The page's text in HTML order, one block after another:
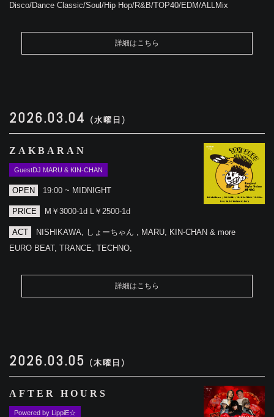
Disco/Dance Classic/Soul/Hip Hop/R&B/TOP40/EDM/ALLMix
詳細はこちら
2026.03.04 (水曜日)
ZAKBARAN
GuestDJ MARU & KIN-CHAN
OPEN 19:00 ~ MIDNIGHT
PRICE M￥3000-1d L￥2500-1d
ACT
NISHIKAWA, しょーちゃん , MARU, KIN-CHAN & more
EURO BEAT, TRANCE, TECHNO,
詳細はこちら
2026.03.05 (木曜日)
AFTER HOURS
Powered by LippiE☆